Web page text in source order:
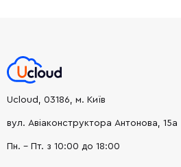
Ucloud, 03186, м. Київ
вул. Авіаконструктора Антонова, 15а
Пн. - Пт. з 10:00 до 18:00